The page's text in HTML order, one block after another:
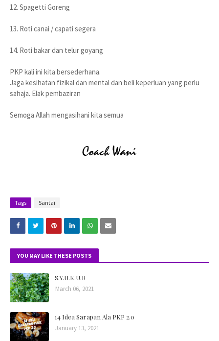
12. Spagetti Goreng
13. Roti canai / capati segera
14. Roti bakar dan telur goyang
PKP kali ini kita bersederhana.
Jaga kesihatan fizikal dan mental dan beli keperluan yang perlu
sahaja. Elak pembaziran
Semoga Allah mengasihani kita semua
Tags Santai
YOU MAY LIKE THESE POSTS
S.Y.U.K.U.R
March 06, 2021
14 Idea Sarapan Ala PKP 2.0
January 13, 2021